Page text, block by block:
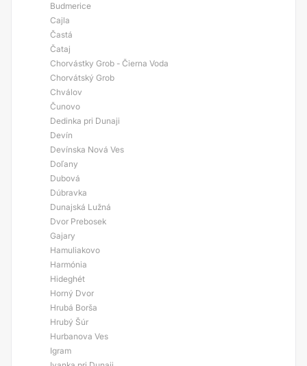
Budmerice
Cajla
Častá
Čataj
Chorvástky Grob - Čierna Voda
Chorvátský Grob
Chválov
Čunovo
Dedinka pri Dunaji
Devín
Devínska Nová Ves
Doľany
Dubová
Dúbravka
Dunajská Lužná
Dvor Prebosek
Gajary
Hamuliakovo
Harmónia
Hideghét
Horný Dvor
Hrubá Borša
Hrubý Šúr
Hurbanova Ves
Igram